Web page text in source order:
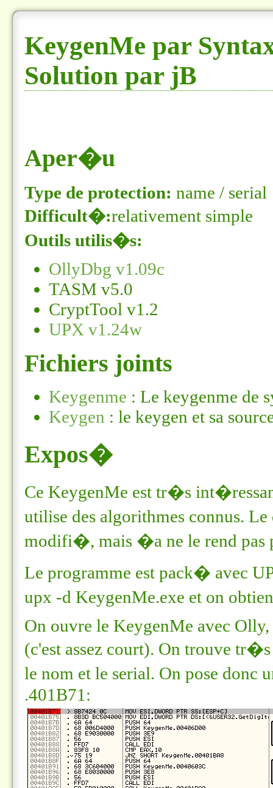
KeygenMe par
Solution par jB
Aper�u
Type de protection: name / serial
Difficult�:relativement simple
Outils utilis�s:
OllyDbg v1.09c
TASM v5.0
CryptTool v1.2
UPX v1.24w
Fichiers joints
Keygenme : Le keygenme de
Keygen : le keygen et sa
Expos�
Ce KeygenMe est tr�s
utilise des algorithmes connus.
modifi�, mais �a ne le rend pas
Le programme est pack� avec
upx -d KeygenMe.exe et on
On ouvre le KeygenMe avec
(c'est assez court). On trouve
le nom et le serial. On pose
.401B71: